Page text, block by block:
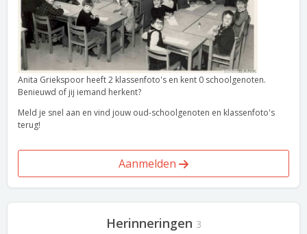
Anita Griekspoor heeft 2 klassenfoto's en kent 0 schoolgenoten.
Benieuwd of jij iemand herkent?
Meld je snel aan en vind jouw oud-schoolgenoten en klassenfoto's
terug!
Aanmelden
Herinneringen 3